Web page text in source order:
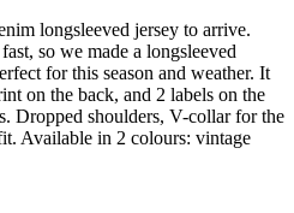
longsleeved jersey to arrive.
so we made a longsleeved
for this season and weather. It
on the back, and 2 labels on the
Dropped shoulders, V-collar for the
Available in 2 colours: vintage